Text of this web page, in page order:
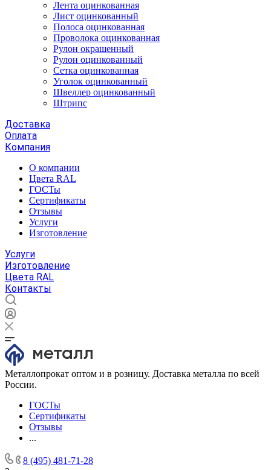
Лента оцинкованная
Лист оцинкованный
Полоса оцинкованная
Проволока оцинкованная
Рулон окрашенный
Рулон оцинкованный
Сетка оцинкованная
Уголок оцинкованный
Швеллер оцинкованный
Штрипс
Доставка
Оплата
Компания
О компании
Цвета RAL
ГОСТы
Сертификаты
Отзывы
Услуги
Изготовление
Услуги
Изготовление
Цвета RAL
Контакты
Металлопрокат оптом и в розницу. Доставка металла по всей
России.
ГОСТы
Сертификаты
Отзывы
...
8 (495) 481-71-28